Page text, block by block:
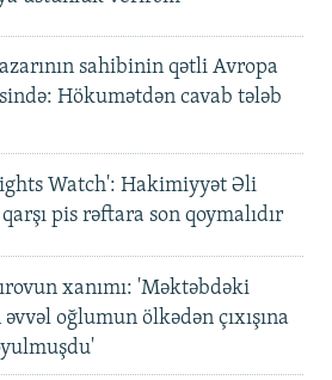
sahibinin qətli Avropa
Hökumətdən cavab tələb
Watch': Hakimiyyət Əli
pis rəftara son qoymalıdır
xanımı: 'Məktəbdəki
oğlumun ölkədən çıxışına